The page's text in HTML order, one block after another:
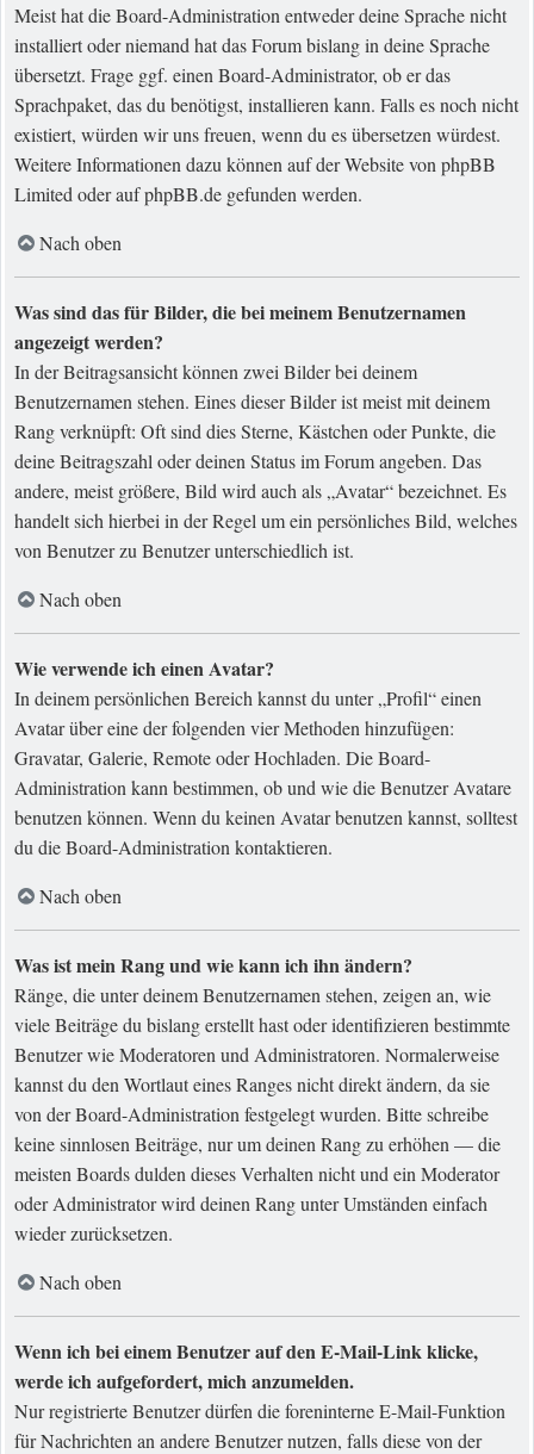
Meist hat die Board-Administration entweder deine Sprache nicht
installiert oder niemand hat das Forum bislang in deine Sprache
übersetzt. Frage ggf. einen Board-Administrator, ob er das
Sprachpaket, das du benötigst, installieren kann. Falls es noch nicht
existiert, würden wir uns freuen, wenn du es übersetzen würdest.
Weitere Informationen dazu können auf der Website von phpBB
Limited oder aufphpBB.de gefunden werden.
Nach oben
Was sind das für Bilder, die bei meinem Benutzernamen
angezeigt werden?
In der Beitragsansicht können zwei Bilder bei deinem
Benutzernamen stehen. Eines dieser Bilder ist meist mit deinem
Rang verknüpft: Oft sind dies Sterne, Kästchen oder Punkte, die
deine Beitragszahl oder deinen Status im Forum angeben. Das
andere, meist größere, Bild wird auch als „Avatar“ bezeichnet. Es
handelt sich hierbei in der Regel um ein persönliches Bild, welches
von Benutzer zu Benutzer unterschiedlich ist.
Nach oben
Wie verwende ich einen Avatar?
In deinem persönlichen Bereich kannst du unter „Profil“ einen
Avatar über eine der folgenden vier Methoden hinzufügen:
Gravatar, Galerie, Remote oder Hochladen. Die Board-
Administration kann bestimmen, ob und wie die Benutzer Avatare
benutzen können. Wenn du keinen Avatar benutzen kannst, solltest
du die Board-Administration kontaktieren.
Nach oben
Was ist mein Rang und wie kann ich ihn ändern?
Ränge, die unter deinem Benutzernamen stehen, zeigen an, wie
viele Beiträge du bislang erstellt hast oder identifizieren bestimmte
Benutzer wie Moderatoren und Administratoren. Normalerweise
kannst du den Wortlaut eines Ranges nicht direkt ändern, da sie
von der Board-Administration festgelegt wurden. Bitte schreibe
keine sinnlosen Beiträge, nur um deinen Rang zu erhöhen — die
meisten Boards dulden dieses Verhalten nicht und ein Moderator
oder Administrator wird deinen Rang unter Umständen einfach
wieder zurücksetzen.
Nach oben
Wenn ich bei einem Benutzer auf den E-Mail-Link klicke,
werde ich aufgefordert, mich anzumelden.
Nur registrierte Benutzer dürfen die foreninterne E-Mail-Funktion
für Nachrichten an andere Benutzer nutzen, falls diese von der